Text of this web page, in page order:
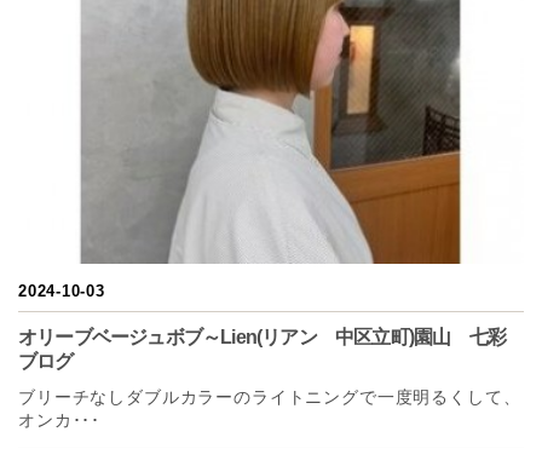
2024-10-03
オリーブベージュボブ～Lien(リアン 中区立町)園山 七彩
ブログ
ブリーチなしダブルカラーのライトニングで一度明るくして、
オンカ･･･